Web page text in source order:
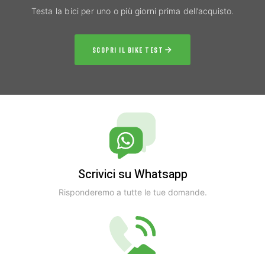
Testa la bici per uno o più giorni prima dell’acquisto.
SCOPRI IL BIKE TEST
Scrivici su Whatsapp
Risponderemo a tutte le tue domande.